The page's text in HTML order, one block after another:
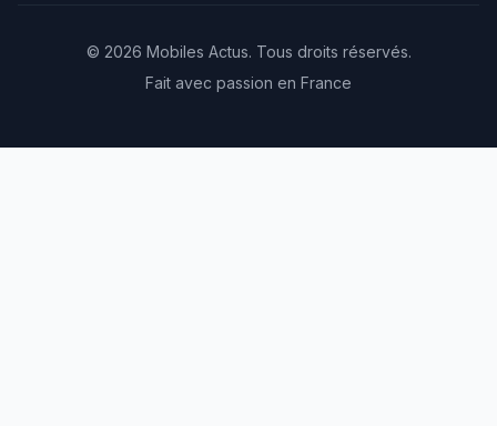
© 2026 Mobiles Actus. Tous droits réservés.
Fait avec passion en France